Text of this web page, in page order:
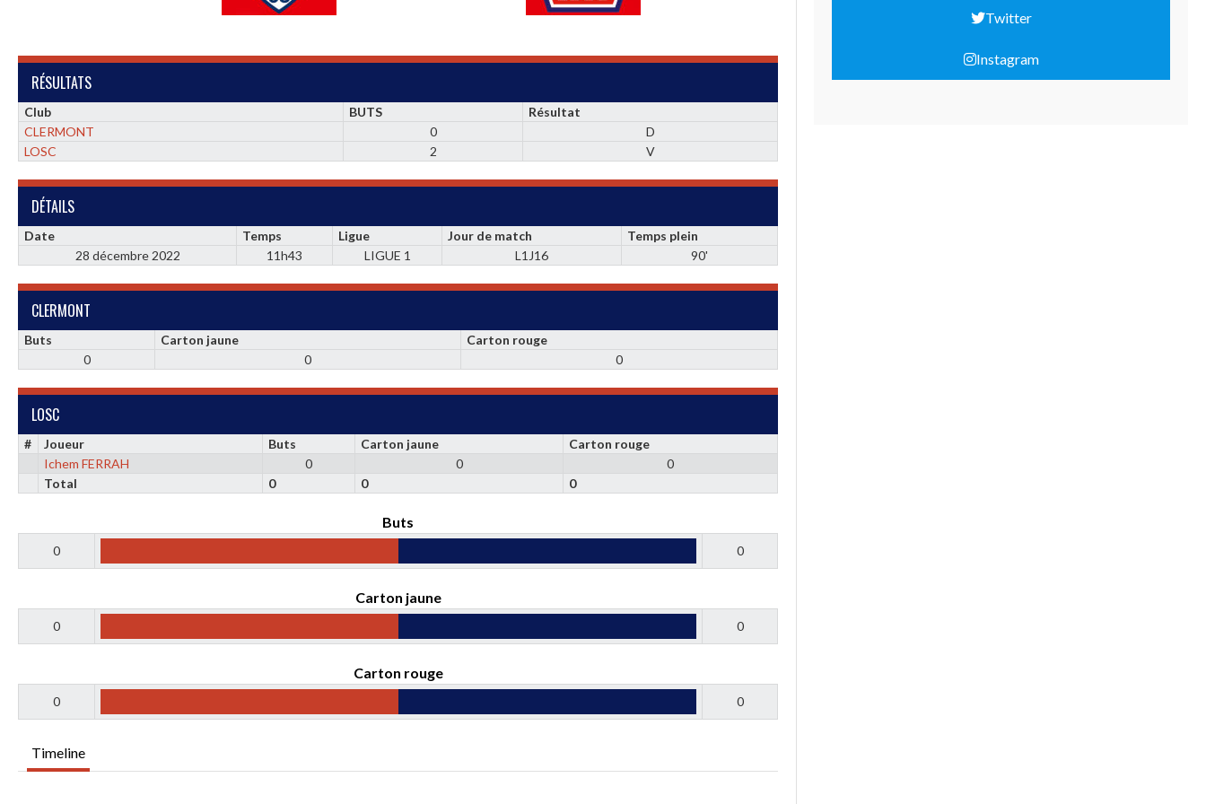
RÉSULTATS
Club BUTS
Résultat
CLERMONT
0
D
LOSC
2 V
DÉTAILS
Date Temps Ligue Jour de match
Temps plein
28 décembre 2022
11h43 LIGUE 1 L1J16 90'
CLERMONT
Buts Carton jaune
Carton rouge
0
0 0
LOSC
# Joueur Buts Carton jaune
Carton rouge
Ichem FERRAH
0 0
0
Total
0 0 0
Buts
0 0
Carton jaune
0 0
Carton rouge
0 0
Timeline
Twitter
Instagram